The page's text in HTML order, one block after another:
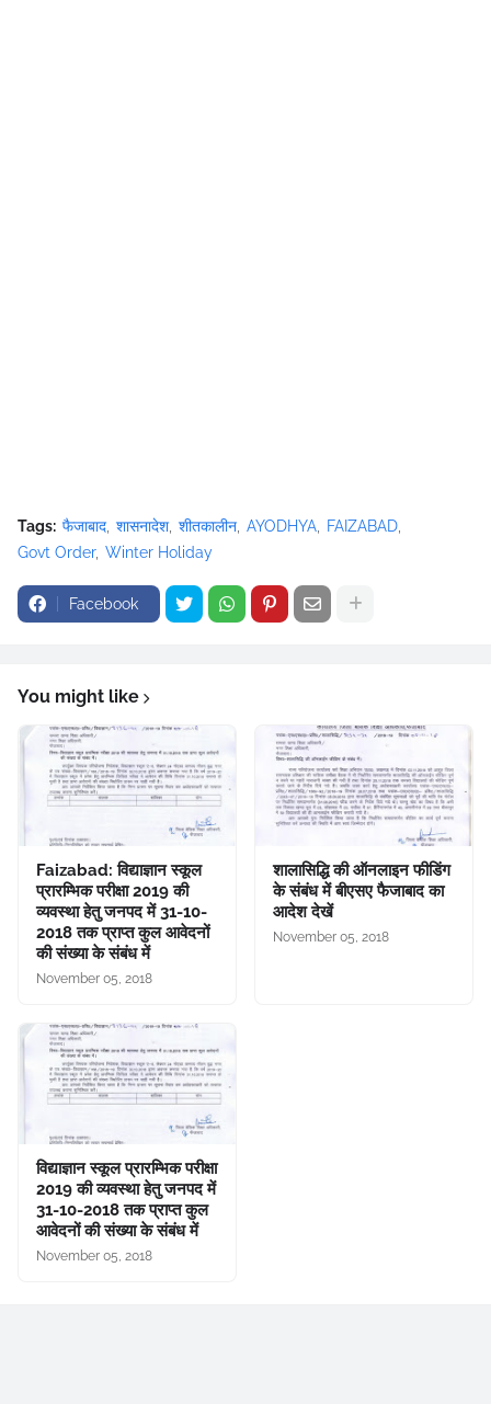
Tags: फैजाबाद शासनादेश शीतकालीन AYODHYA
FAIZABAD
Govt Order Winter Holiday
Facebook
You might like
Faizabad: विद्याज्ञान स्कूल
प्रारम्भिक परीक्षा 2019 की
व्यवस्था हेतु जनपद में 31-10-
2018 तक प्राप्त कुल आवेदनों
की संख्या के संबंध में
November 05, 2018
शालासिद्धि की ऑनलाइन फीडिंग
के संबंध में बीएसए फैजाबाद का
आदेश देखें
November 05, 2018
विद्याज्ञान स्कूल प्रारम्भिक परीक्षा
2019 की व्यवस्था हेतु जनपद में
31-10-2018 तक प्राप्त कुल
आवेदनों की संख्या के संबंध में
November 05, 2018